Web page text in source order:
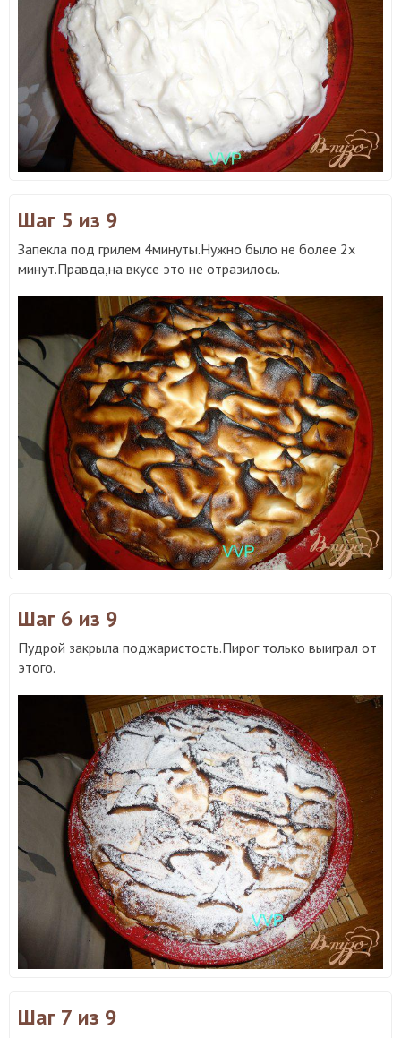
Шаг 5 из 9
Запекла под грилем 4минуты.Нужно было не более 2х
минут.Правда,на вкусе это не отразилось.
Шаг 6 из 9
Пудрой закрыла поджаристость.Пирог только выиграл от
этого.
Шаг 7 из 9